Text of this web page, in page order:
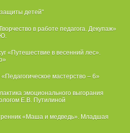
детей"
в работе педагога. Декупаж»
«Путешествие в весенний лес».
мастерство – 6»
эмоционального выгорания
Е.В. Путилиной
«Маша и медведь». Младшая